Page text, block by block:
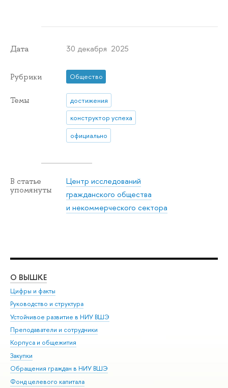
Дата 30 декабря 2025
Рубрики Общество
Темы
достижения
конструктор успеха
официально
В статье
упомянуты
Центр исследований
гражданского общества
и некоммерческого сектора
О ВЫШКЕ
Цифры и факты
Руководство и структура
Устойчивое развитие в НИУ ВШЭ
Преподаватели и сотрудники
Корпуса и общежития
Закупки
Обращения граждан в НИУ ВШЭ
Фонд целевого капитала